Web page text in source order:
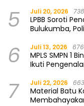
5 Juli 20, 2026
LPBB Soroti
Bulukumba,
6 Juli 13, 2026
MPLS SMPN 1
Ikuti
7 Juli 22, 2026
Material Batu